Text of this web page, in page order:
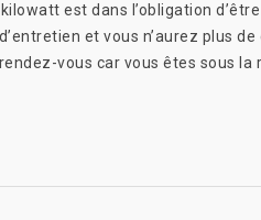
est dans l’obligation
et vous n’aurez plus
vous car vous êtes sous